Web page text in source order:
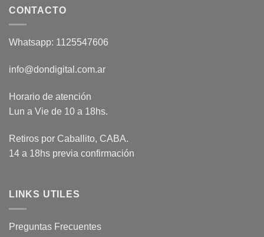
CONTACTO
Whatsapp: 1125547606
info@dondigital.com.ar
Horario de atención
Lun a Vie de 10 a 18hs.
Retiros por Caballito, CABA.
14 a 18hs previa confirmación
LINKS UTILES
Preguntas Frecuentes